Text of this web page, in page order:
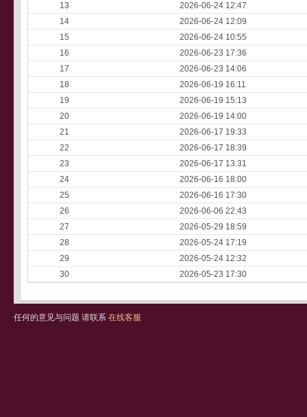
13
2026-06-24 12:47
14
2026-06-24 12:09
15
2026-06-24 10:55
16
2026-06-23 17:36
17
2026-06-23 14:06
18
2026-06-19 16:11
19
2026-06-19 15:13
20
2026-06-19 14:00
21
2026-06-17 19:33
22
2026-06-17 18:39
23
2026-06-17 13:31
24
2026-06-16 18:00
25
2026-06-16 17:30
26
2026-06-06 22:43
27
2026-05-29 18:59
28
2026-05-24 17:19
29
2026-05-24 12:32
30
2026-05-23 17:30
任何的意见与问题 请联系 在线客服